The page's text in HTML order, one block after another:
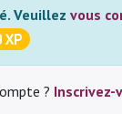
Veuillez vous
XP
? Inscrivez-